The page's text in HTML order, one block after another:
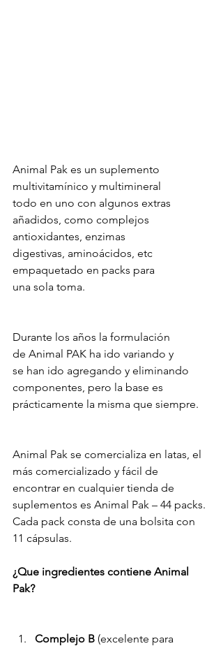
Animal Pak es un suplemento
multivitamínico y multimineral
todo en uno con algunos extras
añadidos, como complejos
antioxidantes, enzimas
digestivas, aminoácidos, etc
empaquetado en packs para
una sola toma.
Durante los años la formulación
de Animal PAK ha ido variando y
se han ido agregando y eliminando
componentes, pero la base es
prácticamente la misma que siempre.
Animal Pak se comercializa en latas, el
más comercializado y fácil de
encontrar en cualquier tienda de
suplementos es Animal Pak – 44 packs.
Cada pack consta de una bolsita con
11 cápsulas.
¿Que ingredientes contiene Animal
Pak?
Complejo B (excelente para